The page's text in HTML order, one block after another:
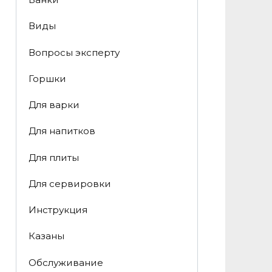
Виды
Вопросы эксперту
Горшки
Для варки
Для напитков
Для плиты
Для сервировки
Инструкция
Казаны
Обслуживание